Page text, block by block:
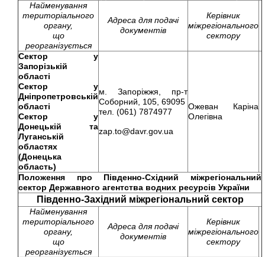
Найменування
територіального
органу,
що
реорганізується
Адреса для подачі
документів
Керівник
міжрегіонального
сектору
Сектор у
Запорізькій
області
Сектор у
Дніпропетровській
області
Сектор у
Донецькій та
Луганській
областях
(Донецька
область)
м. Запоріжжя, пр-т
Соборний, 105, 69095
тел. (061) 7874977
zap.to@davr.gov.ua
Ожеван Каріна
Олегівна
Положення про
Південно-Східний міжрегіональний
сектор Державного агентства водних ресурсів України
Південно-Західний міжрегіональний сектор
Найменування
територіального
органу,
що
реорганізується
Адреса для подачі
документів
Керівник
міжрегіонального
сектору